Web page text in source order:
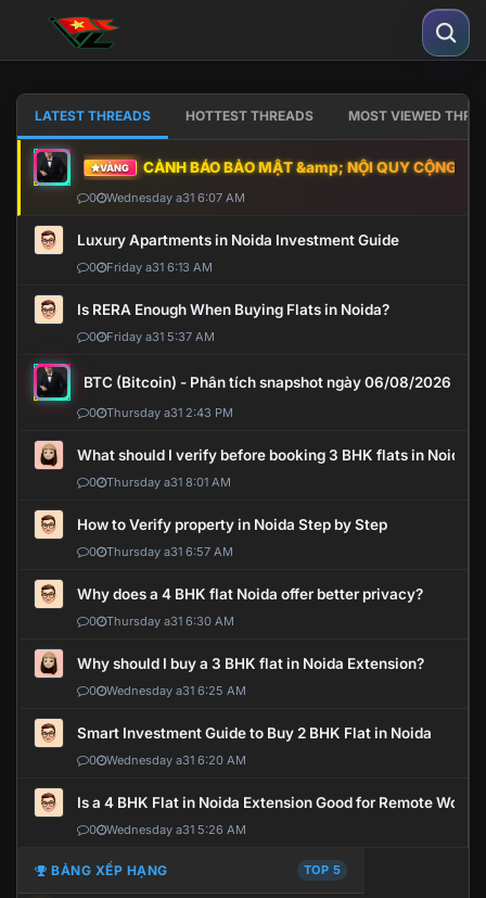
LATEST THREADS HOTTEST THREADS MOST VIEWED
VÀNG CẢNH BÁO BẢO MẬT &amp; NỘI QUY CỘNG
0 Wednesday a31 6:07 AM
Luxury Apartments in Noida Investment Guide
0 Friday a31 6:13 AM
Is RERA Enough When Buying Flats in Noida?
0 Friday a31 5:37 AM
BTC (Bitcoin) - Phân tích snapshot ngày 06/08/2026
0 Thursday a31 2:43 PM
What should I verify before booking 3 BHK flats in Noida?
0 Thursday a31 8:01 AM
How to Verify property in Noida Step by Step
0 Thursday a31 6:57 AM
Why does a 4 BHK flat Noida offer better privacy?
0 Thursday a31 6:30 AM
Why should I buy a 3 BHK flat in Noida Extension?
0 Wednesday a31 6:25 AM
Smart Investment Guide to Buy 2 BHK Flat in Noida
0 Wednesday a31 6:20 AM
Is a 4 BHK Flat in Noida Extension Good for Remote Work?
0 Wednesday a31 5:26 AM
BẢNG XẾP HẠNG TOP 5